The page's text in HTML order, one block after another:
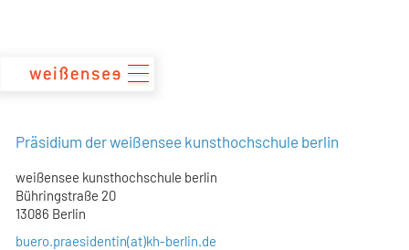
Präsidium der weißensee kunsthochschule berlin
weißensee kunsthochschule berlin
Bühringstraße 20
13086 Berlin
buero.praesidentin(at)kh-berlin.de